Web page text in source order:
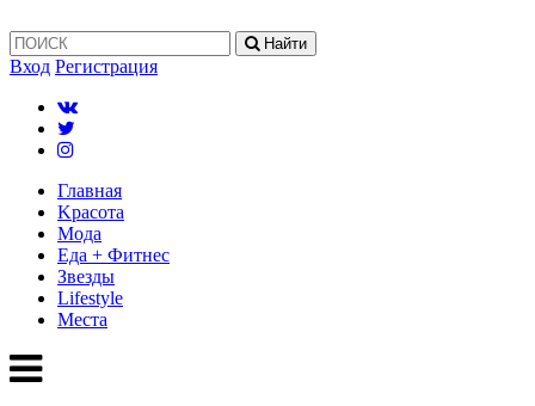
Найти
Вход Регистрация
Главная
Kрасота
Мода
Еда + Фитнес
Звезды
Lifestyle
Mеста